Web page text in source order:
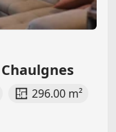
296.00 m²